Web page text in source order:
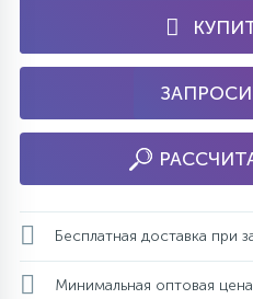
Бесплатная доставка при
Минимальная оптовая